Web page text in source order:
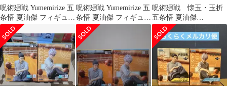
呪術廻戦 Yumemirize 五
条悟 夏油傑 フィギュア
2種セット
呪術廻戦 Yumemirize 五
条悟 夏油傑 フィギュア
2種セット
呪術廻戦 懐玉・玉折
五条悟 夏油傑
Yumemirize 2体セット